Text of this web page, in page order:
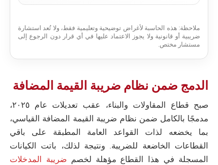
ملاحظة: هذه الحاسبة لأغراض توضيحية وتعليمية فقط، ولا تُعد استشارة
ضريبية أو قانونية ولا يجوز الاعتماد عليها في أي قرار دون الرجوع إلى
مستشار مختص.
الدمج ضمن نظام ضريبة القيمة المضافة
صبح قطاع المقاولات والبناء، عقب تعديلات عام ٢٠٢٥،
مدمجًا بالكامل ضمن نظام ضريبة القيمة المضافة القياسي،
بما يخضعه لذات القواعد العامة المطبقة على باقي
القطاعات الخاضعة للضريبة. ونتيجة لذلك، باتت الكيانات
المسجلة في هذا القطاع مؤهلة لخصم ضريبة المدخلات